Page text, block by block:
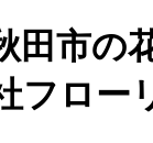
田市の
フロー